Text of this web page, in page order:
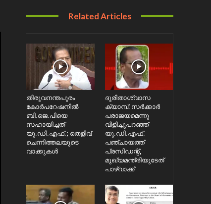
Related Articles
തിരുവനന്തപുരം
കോർപറേഷനിൽ
ബി.ജെ.പിയെ
സഹായിച്ചത്
യു.ഡി.എഫ്.; തെളിവ്
ചെന്നിത്തലയുടെ
വാക്കുകൾ
ദുരിതാശ്വാസ
ക്യാമ്പ്: സർക്കാർ
പരാജയമെന്നു
വിളിച്ചുപറഞ്ഞ്
യു.ഡി.എഫ്.
പഞ്ചായത്ത്
പ്രസിഡന്റ്,
മുഖ്യമന്ത്രിയുടേത്
പാഴ്വാക്ക്